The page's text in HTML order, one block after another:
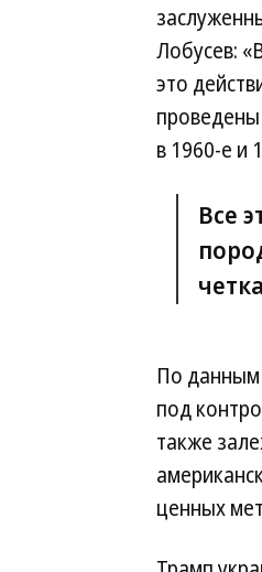
Лобусев:
это
в 1960-е и
Все
По данным
под
также
ценных